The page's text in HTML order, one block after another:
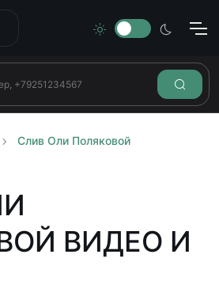
Слив Оли Поляковой
ВИДЕО И